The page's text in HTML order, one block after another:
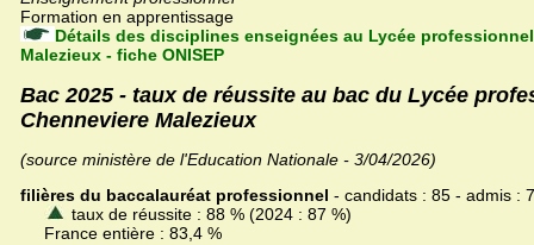
Formation en apprentissage
Détails des disciplines enseignées au Lycée
Malezieux - fiche ONISEP
Bac 2025 - taux de réussite au bac du Lycée
Chenneviere Malezieux
(source ministère de l'Education Nationale - 3/04/2026)
filières du baccalauréat professionnel - candidats : 85 - admis :
taux de réussite : 88 % (2024 : 87 %)
France entière : 83,4 %